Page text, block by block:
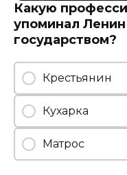
Какую
упоминал Ленин
государством?
Крестьянин
Кухарка
Матрос